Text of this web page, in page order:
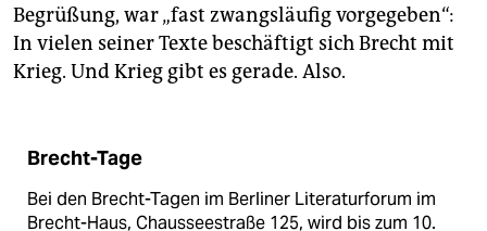
Begrüßung, war „fast zwangsläufig vorgegeben“:
In vielen seiner Texte beschäftigt sich Brecht mit
Krieg. Und Krieg gibt es gerade. Also.
Brecht-Tage
Bei den Brecht-Tagen im Berliner Literaturforum im
Brecht-Haus, Chausseestraße 125, wird bis zum 10.